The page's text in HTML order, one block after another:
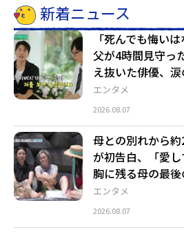
新着ニュース
エンタメ
「死んでも悔い
父が4時間見守っ
え抜いた俳優、
2026.08.07
エンタメ
母との別れから
が初告白、「愛し
胸に残る母の最
2026.08.07